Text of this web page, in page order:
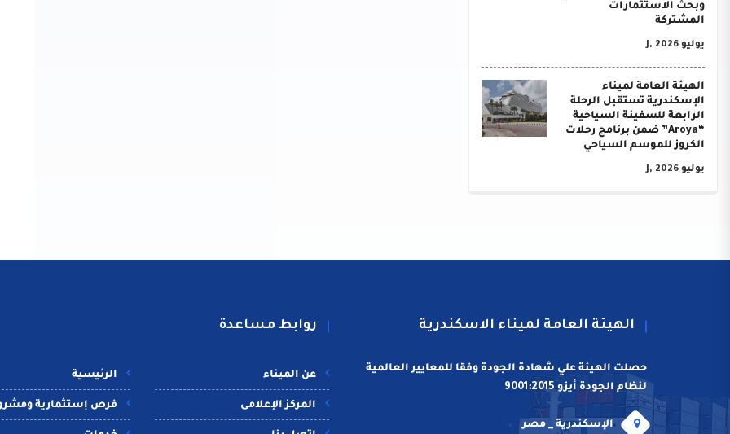
وبحث الاستثمارات
المشتركة
يوليو J, 2026
الهيئة العامة لميناء
الإسكندرية تستقبل الرحلة
الرابعة للسفينة السياحية
“Aroya” ضمن برنامج رحلات
الكروز للموسم السياحي
يوليو J, 2026
الهيئة العامة لميناء الاسكندرية
حصلت الهيئة علي شهادة الجودة وفقا للمعايير العالمية
لنظام الجودة أيزو 9001:2015
الإسكندرية _ مصر
روابط مساعدة
الرئيسية
فرص إستثمارية
عن الميناء
المركز الإعلامى